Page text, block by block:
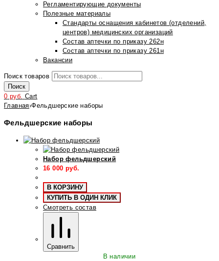
Регламентирующие документы
Полезные материалы
Стандарты оснащения кабинетов (отделений,
центров) медицинских организаций
Состав аптечки по приказу 262н
Состав аптечки по приказу 261н
Вакансии
Поиск товаров
Поиск
0 руб. Cart
Главная›Фельдшерские наборы
Фельдшерские наборы
Набор фельдшерский
16 000 руб.
В КОРЗИНУ
КУПИТЬ В ОДИН КЛИК
Смотреть состав
Сравнить
В наличии